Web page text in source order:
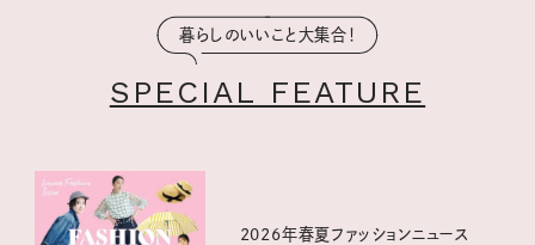
暮らしのいいこと大集合！
SPECIAL FEATURE
2026年春夏ファッションニュース